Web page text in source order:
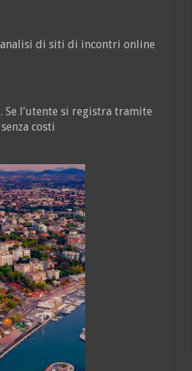
di siti di incontri online
l’utente si registra tramite
costi